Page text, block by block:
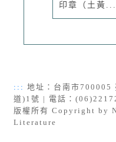
印章（土黃...
::: 地址：台南市700005
道)1號 | 電話：
版權所有 Copyright by
Literature